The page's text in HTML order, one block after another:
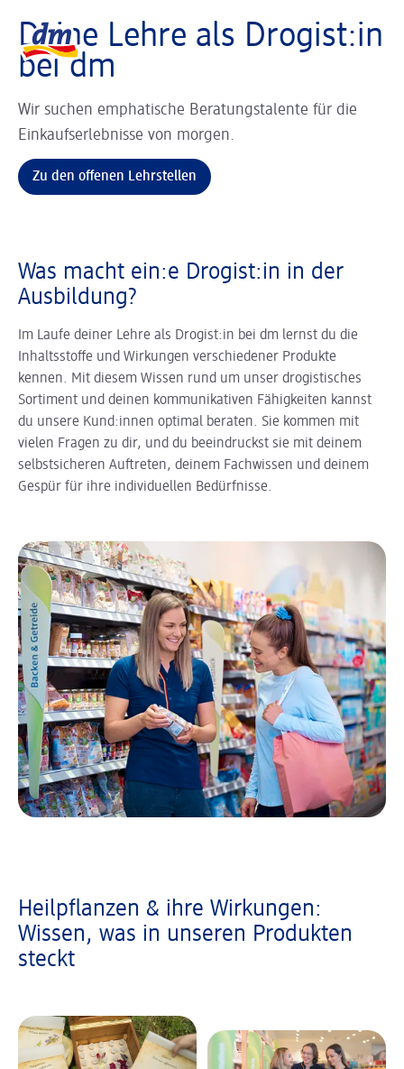
Deine Lehre als Drogist:in
bei dm
Wir suchen emphatische Beratungstalente für die
Einkaufserlebnisse von morgen.
Zu den offenen Lehrstellen
Was macht ein:e Drogist:in in der
Ausbildung?
Im Laufe deiner Lehre als Drogist:in bei dm lernst du die
Inhaltsstoffe und Wirkungen verschiedener Produkte
kennen. Mit diesem Wissen rund um unser drogistisches
Sortiment und deinen kommunikativen Fähigkeiten kannst
du unsere Kund:innen optimal beraten. Sie kommen mit
vielen Fragen zu dir, und du beeindruckst sie mit deinem
selbstsicheren Auftreten, deinem Fachwissen und deinem
Gespür für ihre individuellen Bedürfnisse.
Heilpflanzen & ihre Wirkungen:
Wissen, was in unseren Produkten
steckt